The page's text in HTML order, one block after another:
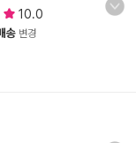
10.0
송 변경